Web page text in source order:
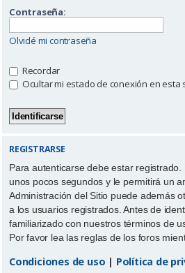
Contraseña:
Olvidé mi contraseña
Recordar
Ocultar mi estado de conexión en esta
REGISTRARSE
Para autenticarse debe estar
unos pocos segundos y le permitirá un
Administración del Sitio puede además
a los usuarios registrados. Antes de
familiarizado con nuestros términos de
Por favor lea las reglas de los foros
Condiciones de uso | Política de